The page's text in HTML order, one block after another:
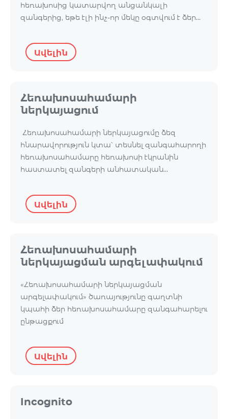
հեռախոսից կատարվող անցանկալի
զանգերից, եթե էլի ինչ-որ մեկը օգտվում է ձեր…
Ավելին
Հեռախոսահամարի
ներկայացում
Հեռախոսահամարի ներկայացումը ձեզ
հնարավորություն կտա՝ տեսնել զանգահարողի
հեռախոսահամարը հեռախոսի էկրանին
հաստատել զանգերի անհատական…
Ավելին
Հեռախոսահամարի
ներկայացման արգելափակում
«Հեռախոսահամարի ներկայացման
արգելափակում» ծառայությունը գաղտնի
կպահի ձեր հեռախոսահամարը զանգահարելու
ընթացքում
Ավելին
Incognito